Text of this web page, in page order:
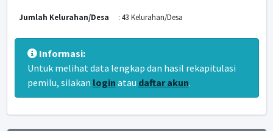
Jumlah Kelurahan/Desa : 43 Kelurahan/Desa
Informasi:
Untuk melihat data lengkap dan hasil rekapitulasi
pemilu, silakan login atau daftar akun.